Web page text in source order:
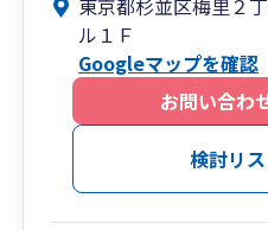
現在はクラウド会計シ
して直接お会いしない
せていただくことも多く
クライアント様は北海
の方の支援をさせていた
当事務所の詳細につき
ル１Ｆ
Googleマップを確認
お問い合わ
検討リ